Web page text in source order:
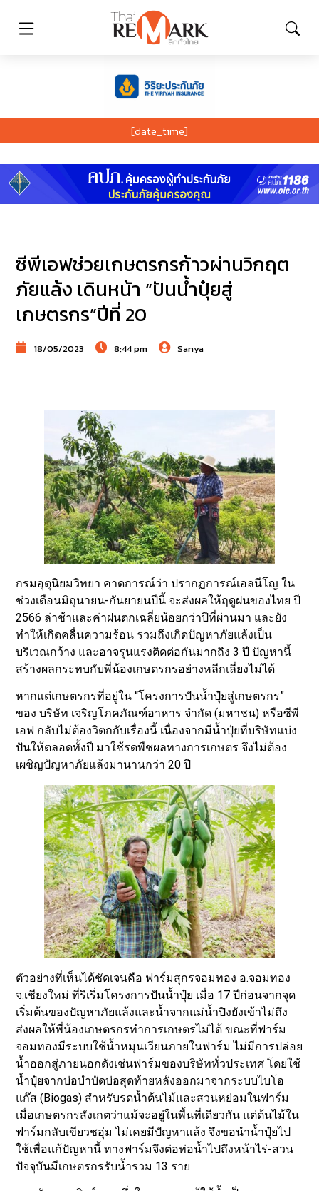
[date_time]
ซีพีเอฟช่วยเกษตรกรก้าวผ่านวิกฤต
ภัยแล้ง เดินหน้า “ปันน้ำปุ๋ยสู่
เกษตรกร”ปีที่ 20
18/05/2023 8:44 pm Sanya
กรมอุตุนิยมวิทยา คาดการณ์ว่า ปรากฏการณ์เอลนีโญ ใน
ช่วงเดือนมิถุนายน-กันยายนปีนี้ จะส่งผลให้ฤดูฝนของไทย ปี
2566 ล่าช้าและค่าฝนตกเฉลี่ยน้อยกว่าปีที่ผ่านมา และยัง
ทำให้เกิดคลื่นความร้อน รวมถึงเกิดปัญหาภัยแล้งเป็น
บริเวณกว้าง และอาจรุนแรงติดต่อกันมากถึง 3 ปี ปัญหานี้
สร้างผลกระทบกับพี่น้องเกษตรกรอย่างหลีกเลี่ยงไม่ได้
หากแต่เกษตรกรที่อยู่ใน “โครงการปันน้ำปุ๋ยสู่เกษตรกร”
ของ บริษัท เจริญโภคภัณฑ์อาหาร จำกัด (มหาชน) หรือซีพี
เอฟ กลับไม่ต้องวิตกกับเรื่องนี้ เนื่องจากมีน้ำปุ๋ยที่บริษัทแบ่ง
ปันให้ตลอดทั้งปี มาใช้รดพืชผลทางการเกษตร จึงไม่ต้อง
เผชิญปัญหาภัยแล้งมานานกว่า 20 ปี
ตัวอย่างที่เห็นได้ชัดเจนคือ ฟาร์มสุกรจอมทอง อ.จอมทอง
จ.เชียงใหม่ ที่ริเริ่มโครงการปันน้ำปุ๋ย เมื่อ 17 ปีก่อนจากจุด
เริ่มต้นของปัญหาภัยแล้งและน้ำจากแม่น้ำปิงยังเข้าไม่ถึง
ส่งผลให้พี่น้องเกษตรกรทำการเกษตรไม่ได้ ขณะที่ฟาร์ม
จอมทองมีระบบใช้น้ำหมุนเวียนภายในฟาร์ม ไม่มีการปล่อย
น้ำออกสู่ภายนอกดังเช่นฟาร์มของบริษัททั่วประเทศ โดยใช้
น้ำปุ๋ยจากบ่อบำบัดบ่อสุดท้ายหลังออกมาจากระบบไบโอ
แก๊ส (Biogas) สำหรับรดน้ำต้นไม้และสวนหย่อมในฟาร์ม
เมื่อเกษตรกรสังเกตว่าแม้จะอยู่ในพื้นที่เดียวกัน แต่ต้นไม้ใน
ฟาร์มกลับเขียวชอุ่ม ไม่เคยมีปัญหาแล้ง จึงขอนำน้ำปุ๋ยไป
ใช้เพื่อแก้ปัญหานี้ ทางฟาร์มจึงต่อท่อน้ำไปถึงหน้าไร่-สวน
ปัจจุบันมีเกษตรกรรับน้ำรวม 13 ราย